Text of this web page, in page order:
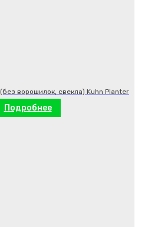
ворошилок, свекла) Kuhn Planter
Подробнее